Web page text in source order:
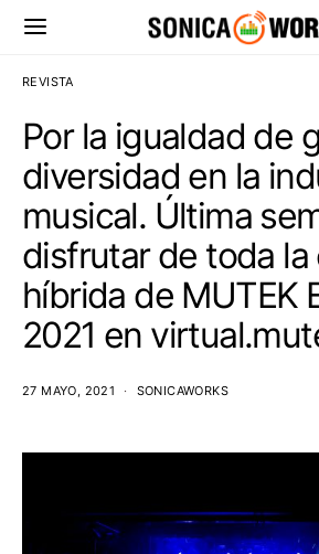
REVISTA
Por la igualdad de
diversidad en la
musical. Última
disfrutar de toda la
híbrida de MUTEK
2021 en
27 MAYO, 2021 SONICAWORKS